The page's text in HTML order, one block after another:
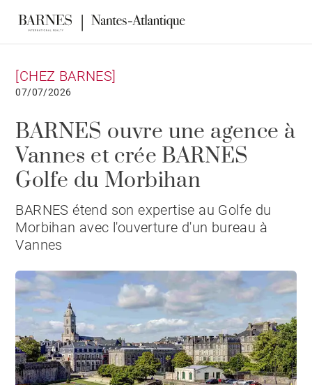
[CHEZ BARNES]
07/07/2026
BARNES ouvre une agence à
Vannes et crée BARNES
Golfe du Morbihan
BARNES étend son expertise au Golfe du
Morbihan avec l'ouverture d'un bureau à
Vannes